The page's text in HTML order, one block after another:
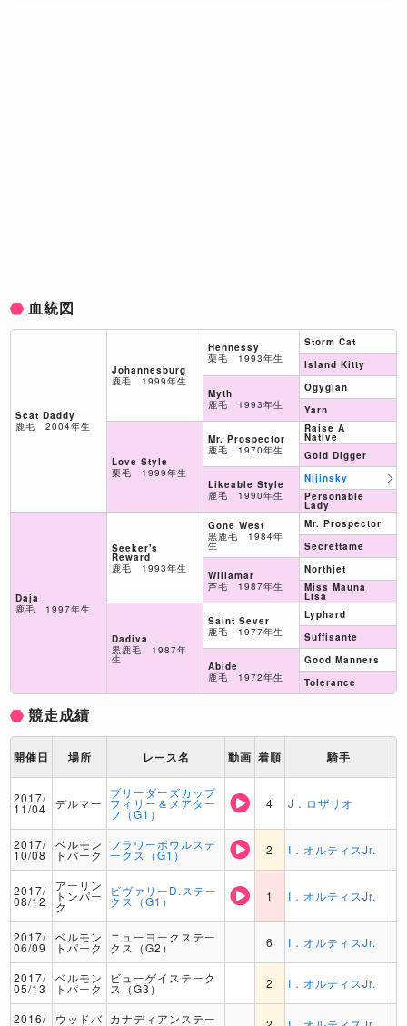
血統図
Scat Daddy
鹿毛 2004年生
Daja
鹿毛 1997年生
Johannesburg
鹿毛 1999年生
Love Style
栗毛 1999年生
Seeker's
Reward
鹿毛 1993年生
Dadiva
黒鹿毛 1987年
生
Hennessy
栗毛 1993年生
Myth
鹿毛 1993年生
Mr. Prospector
鹿毛 1970年生
Likeable Style
鹿毛 1990年生
Gone West
黒鹿毛 1984年
生
Willamar
芦毛 1987年生
Saint Sever
鹿毛 1977年生
Abide
鹿毛 1972年生
Storm Cat
Island Kitty
Ogygian
Yarn
Raise A
Native
Gold Digger
Nijinsky
Personable
Lady
Mr. Prospector
Secrettame
Northjet
Miss Mauna
Lisa
Lyphard
Suffisante
Good Manners
Tolerance
競走成績
開催日 場所 レース名 動画 着順 騎手
2017/
11/04 デルマー
ブリーダーズカップ
フィリー＆メアター
フ（G1）
4 J．ロザリオ
2017/
10/08
ベルモン
トパーク
フラワーボウルステ
ークス（G1） 2 I．オルティスJr.
2017/
08/12
アーリン
トンパー
ク
ビヴァリーD.ステー
クス（G1） 1 I．オルティスJr.
2017/
06/09
ベルモン
トパーク
ニューヨークステー
クス（G2） 6 I．オルティスJr.
2017/
05/13
ベルモン
トパーク
ビューゲイステーク
ス（G3） 2 I．オルティスJr.
2016/ ウッドバ カナディアンステー